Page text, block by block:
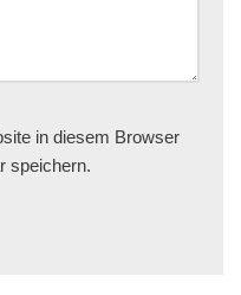
in diesem Browser
speichern.